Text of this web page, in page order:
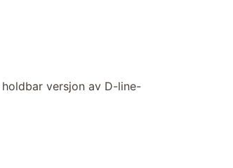
versjon av D-line-